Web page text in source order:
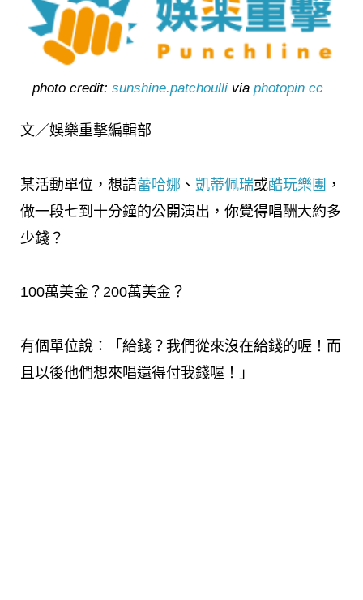
photo credit: sunshine.patchoullivia photopin cc
文／娛樂重擊編輯部
某活動單位，想請蕾哈娜 、 凱蒂佩瑞或酷玩樂團 ，
做一段七到十分鐘的公開演出，你覺得唱酬大約多
少錢？
100萬美金？200萬美金？
有個單位說：「給錢？我們從來沒在給錢的喔！而
且以後他們想來唱還得付我錢喔！」